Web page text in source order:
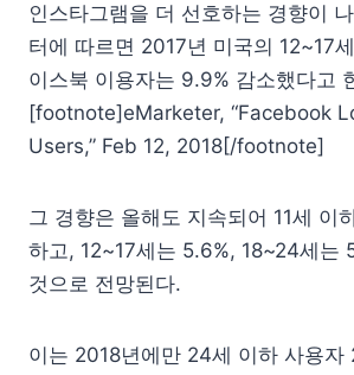
인스타그램을 더 선호하는 경향이
터에 따르면 2017년 미국의 12~17
이스북 이용자는 9.9% 감소했다고
[footnote]eMarketer, “Facebook
Users,” Feb 12, 2018[/footnote]
그 경향은 올해도 지속되어 11세 이
하고, 12~17세는 5.6%, 18~24세는
것으로 전망된다.
이는 2018년에만 24세 이하 사용자